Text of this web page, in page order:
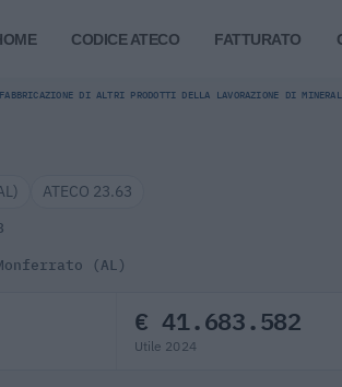
CODICE ATECO FATTURATO
FABBRICAZIONE DI ALTRI PRODOTTI DELLA LAVORAZIONE DI
ATECO 23.63
(AL)
€ 41.683.582
Utile 2024